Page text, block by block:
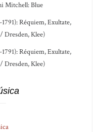
Mitchell: Blue
Réquiem, Exultate,
Dresden, Klee)
Réquiem, Exultate,
Dresden, Klee)